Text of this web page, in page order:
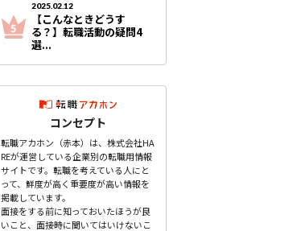
2025.02.12
【こんなときどうす
る？】転職活動の疑問4
選...
コンセプト
転職アカホン（赤本）は、株式会社HA
REが運営している企業別の転職用情報
サイトです。転職を考えている人にと
って、鮮度が高く重要度が高い情報を
掲載しています。
面接をする前に知っておいたほうが良
いこと、面接時に聞いてはいけないこ